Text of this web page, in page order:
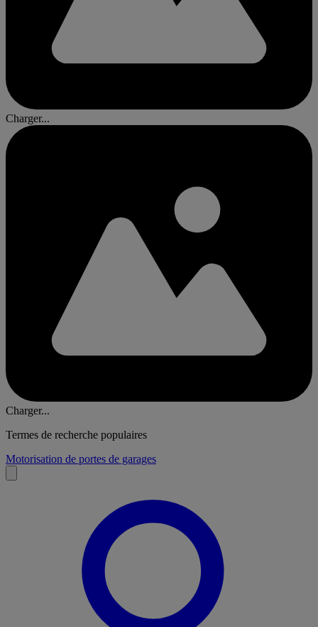
Charger...
Charger...
Termes de recherche populaires
Motorisation de portes de garages